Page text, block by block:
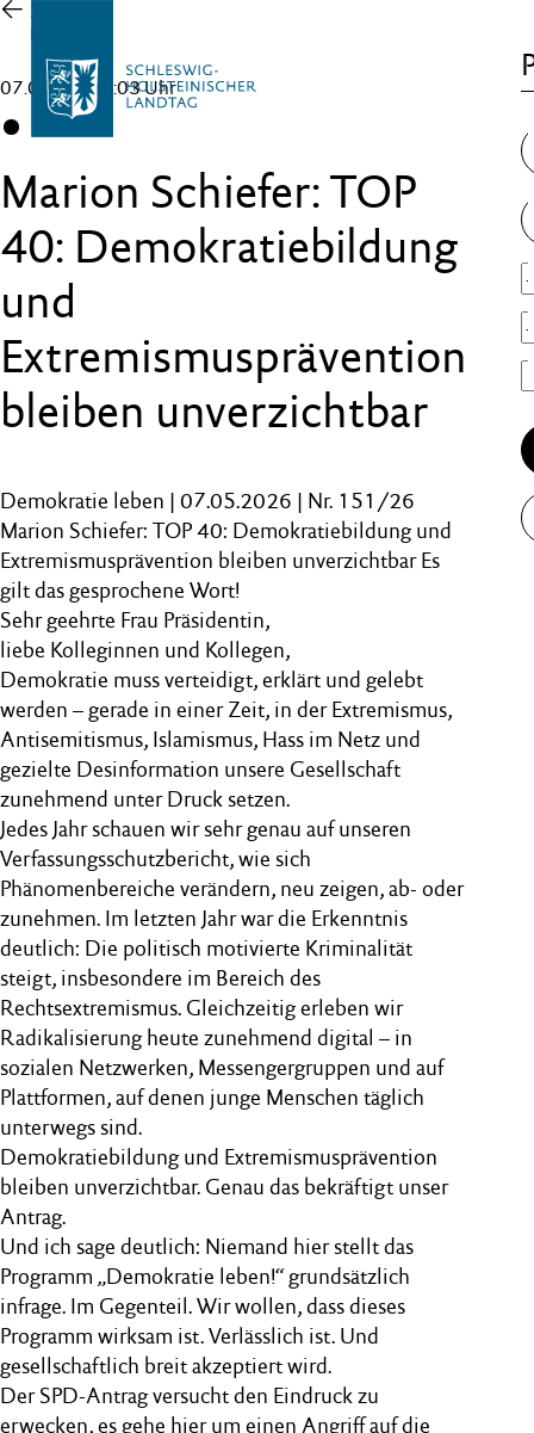
Zur
Übersicht
07.05.26 , 17:03 Uhr
Marion Schiefer: TOP
40: Demokratiebildung
und
Extremismusprävention
bleiben unverzichtbar
Demokratie leben | 07.05.2026 | Nr. 151/26
Marion Schiefer: TOP 40: Demokratiebildung und
Extremismusprävention bleiben unverzichtbar Es
gilt das gesprochene Wort!
Sehr geehrte Frau Präsidentin,
liebe Kolleginnen und Kollegen,
Demokratie muss verteidigt, erklärt und gelebt
werden – gerade in einer Zeit, in der Extremismus,
Antisemitismus, Islamismus, Hass im Netz und
gezielte Desinformation unsere Gesellschaft
zunehmend unter Druck setzen.
Jedes Jahr schauen wir sehr genau auf unseren
Verfassungsschutzbericht, wie sich
Phänomenbereiche verändern, neu zeigen, ab- oder
zunehmen. Im letzten Jahr war die Erkenntnis
deutlich: Die politisch motivierte Kriminalität
steigt, insbesondere im Bereich des
Rechtsextremismus. Gleichzeitig erleben wir
Radikalisierung heute zunehmend digital – in
sozialen Netzwerken, Messengergruppen und auf
Plattformen, auf denen junge Menschen täglich
unterwegs sind.
Demokratiebildung und Extremismusprävention
bleiben unverzichtbar. Genau das bekräftigt unser
Antrag.
Und ich sage deutlich: Niemand hier stellt das
Programm „Demokratie leben!“ grundsätzlich
infrage. Im Gegenteil. Wir wollen, dass dieses
Programm wirksam ist. Verlässlich ist. Und
gesellschaftlich breit akzeptiert wird.
Der SPD-Antrag versucht den Eindruck zu
erwecken, es gehe hier um einen Angriff auf die